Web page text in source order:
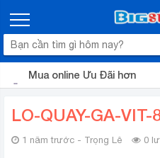
Mua online Ưu Đãi hơn
LO-QUAY-GA-
1 năm trước - Trọng Lê 0